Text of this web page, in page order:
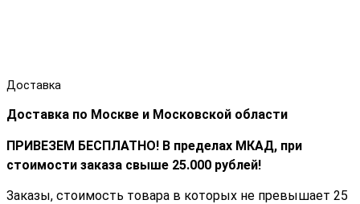
Доставка
Доставка по Москве и Московской области
ПРИВЕЗЕМ БЕСПЛАТНО! В пределах МКАД, при
стоимости заказа cвыше 25.000 рублей!
Заказы, стоимость товара в которых не превышает 25